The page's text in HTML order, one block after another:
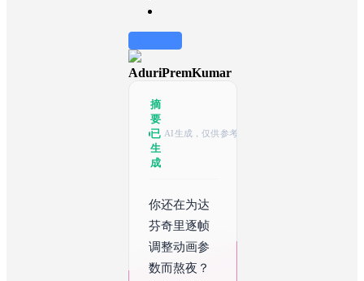
AduriPremKumar
摘
要
已
生
成
AI生成，仅供参考
你还在为达
芬奇里逐帧
调整动画参
数而熬夜？